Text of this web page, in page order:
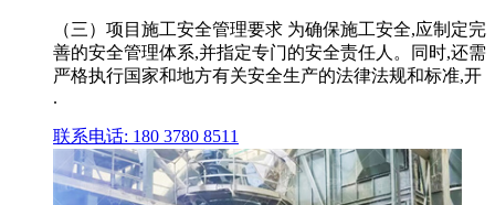
（三）项目施工安全管理要求 为确保施工安全,应制定完
善的安全管理体系,并指定专门的安全责任人。同时,还需
严格执行国家和地方有关安全生产的法律法规和标准,开
.
联系电话: 180 3780 8511